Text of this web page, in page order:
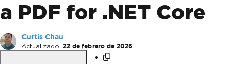
a PDF for .NET Core
Curtis Chau
Actualizado: 22 de febrero de 2026